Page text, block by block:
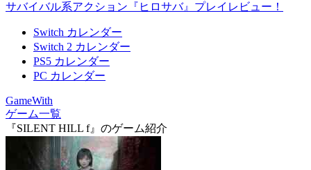
サバイバル系アクション『ヒロサバ』プレイレビュー！
Switch カレンダー
Switch 2 カレンダー
PS5 カレンダー
PC カレンダー
GameWith
ゲーム一覧
『SILENT HILL f』のゲーム紹介